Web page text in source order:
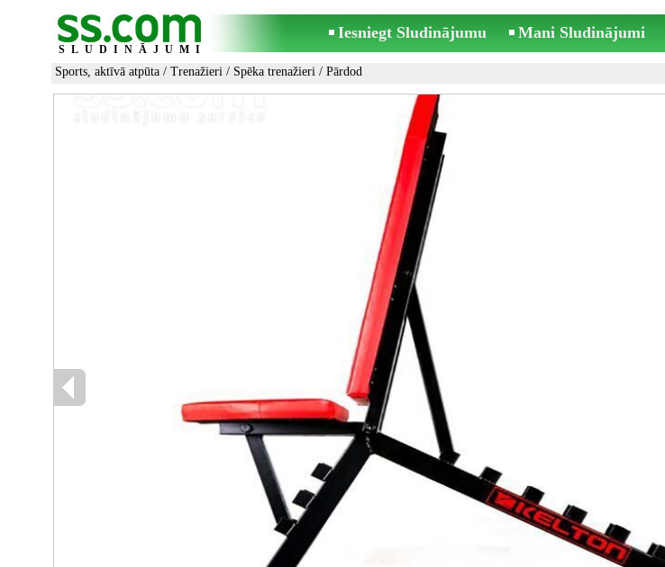
SLUDINĀJUMI
Iesniegt Sludinājumu Mani Sludinājumi
Sports, aktīvā atpūta / Trenažieri / Spēka trenažieri / Pārdod